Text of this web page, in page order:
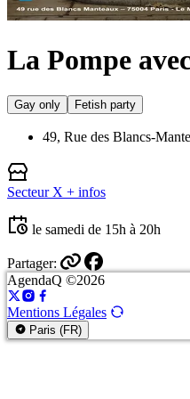
La Pompe
Gay only Fetish party
49, Rue des Blancs-
Secteur X + infos
le samedi de 15h à 20h
Partager:
AgendaQ ©2026
Mentions Légales
Paris (FR)